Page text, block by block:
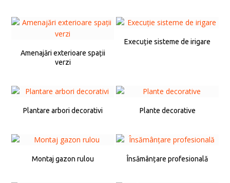
Amenajări exterioare spații
verzi
Execuție sisteme de irigare
Plantare arbori decorativi Plante decorative
Montaj gazon rulou Însămânțare profesională